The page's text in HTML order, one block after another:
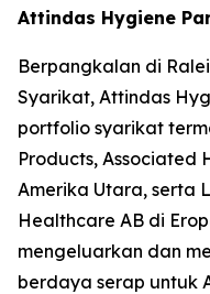
Attindas Hygiene
Berpangkalan di
Syarikat, Attindas
portfolio syarikat
Products, Associated
Amerika Utara, serta
Healthcare AB di
mengeluarkan dan
berdaya serap untuk